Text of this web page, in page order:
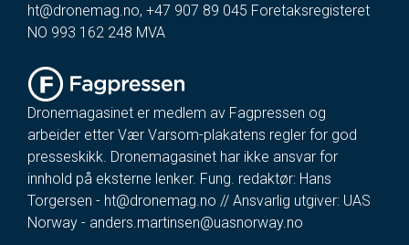
ht@dronemag.no, +47 907 89 045 Foretaksregisteret
NO 993 162 248 MVA
Dronemagasinet er medlem av Fagpressen og
arbeider etter Vær Varsom-plakatens regler for god
presseskikk. Dronemagasinet har ikke ansvar for
innhold på eksterne lenker. Fung. redaktør: Hans
Torgersen - ht@dronemag.no // Ansvarlig utgiver: UAS
Norway - anders.martinsen@uasnorway.no